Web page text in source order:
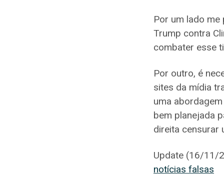
Por um lado
Trump contra
combater esse
Por outro, é
sites da mídia
uma
bem planejada
direita censurar
Update (16/11/
notícias falsas